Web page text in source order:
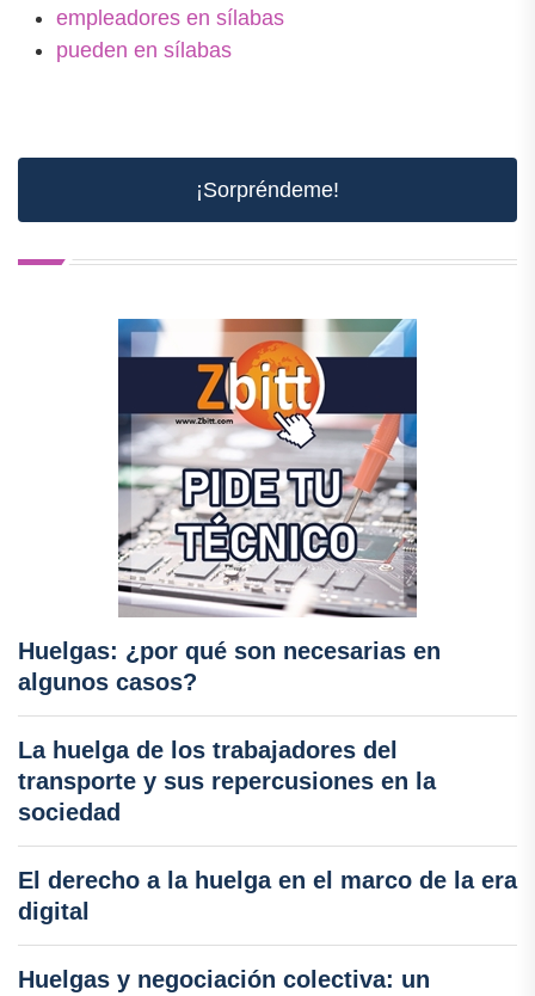
empleadores en sílabas
pueden en sílabas
¡Sorpréndeme!
Huelgas: ¿por qué son necesarias en
algunos casos?
La huelga de los trabajadores del
transporte y sus repercusiones en la
sociedad
El derecho a la huelga en el marco de la era
digital
Huelgas y negociación colectiva: un